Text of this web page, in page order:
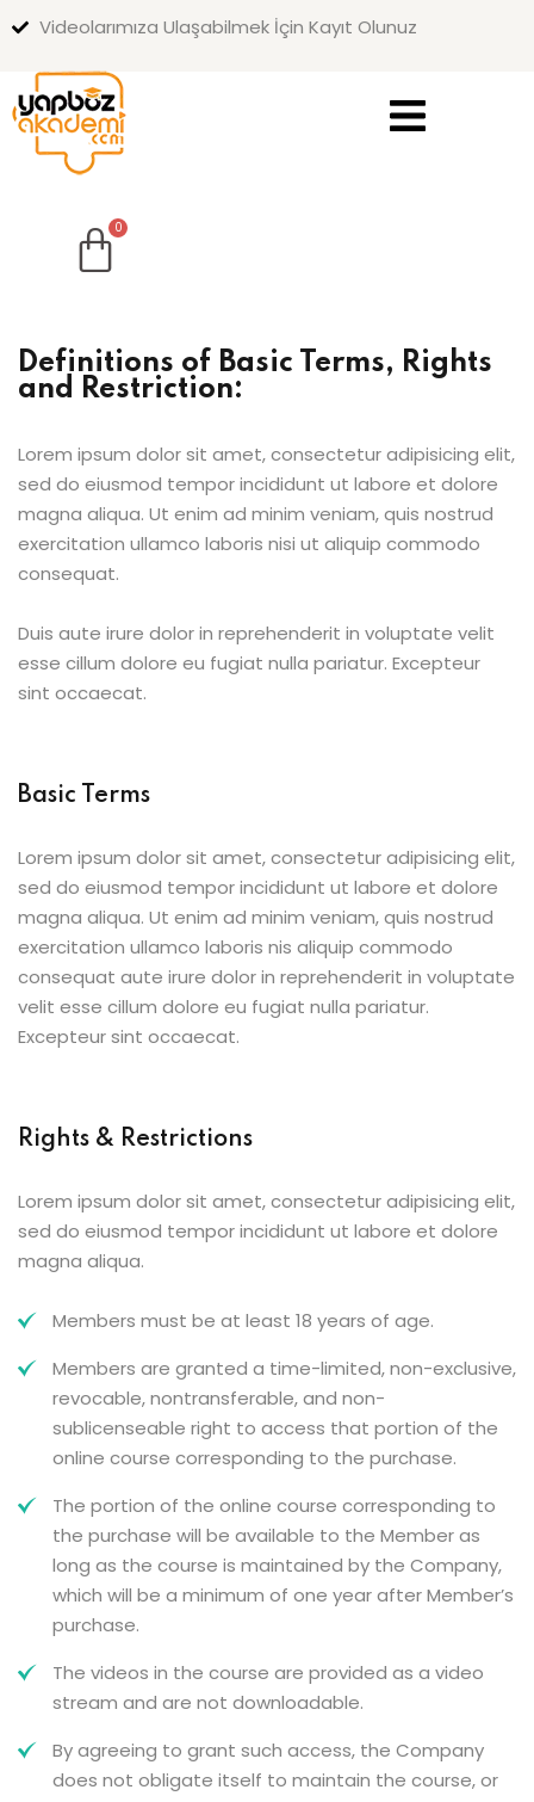
Videolarımıza Ulaşabilmek İçin Kayıt Olunuz
Definitions of Basic Terms, Rights
and Restriction:
Lorem ipsum dolor sit amet, consectetur adipisicing elit,
sed do eiusmod tempor incididunt ut labore et dolore
magna aliqua. Ut enim ad minim veniam, quis nostrud
exercitation ullamco laboris nisi ut aliquip commodo
consequat.
Duis aute irure dolor in reprehenderit in voluptate velit
esse cillum dolore eu fugiat nulla pariatur. Excepteur
sint occaecat.
Basic Terms
Lorem ipsum dolor sit amet, consectetur adipisicing elit,
sed do eiusmod tempor incididunt ut labore et dolore
magna aliqua. Ut enim ad minim veniam, quis nostrud
exercitation ullamco laboris nis aliquip commodo
consequat aute irure dolor in reprehenderit in voluptate
velit esse cillum dolore eu fugiat nulla pariatur.
Excepteur sint occaecat.
Rights & Restrictions
Lorem ipsum dolor sit amet, consectetur adipisicing elit,
sed do eiusmod tempor incididunt ut labore et dolore
magna aliqua.
Members must be at least 18 years of age.
Members are granted a time-limited, non-exclusive,
revocable, nontransferable, and non-
sublicenseable right to access that portion of the
online course corresponding to the purchase.
The portion of the online course corresponding to
the purchase will be available to the Member as
long as the course is maintained by the Company,
which will be a minimum of one year after Member’s
purchase.
The videos in the course are provided as a video
stream and are not downloadable.
By agreeing to grant such access, the Company
does not obligate itself to maintain the course, or